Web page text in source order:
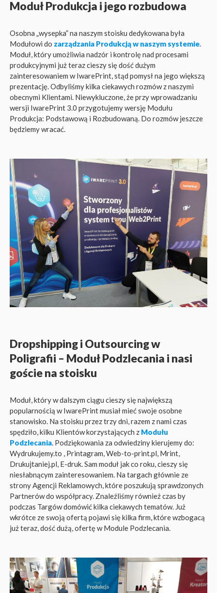
Moduł Produkcja i jego rozbudowa
Osobna „wysepka” na naszym stoisku dedykowana była
Modułowi do zarządzania Produkcją w naszym systemie.
Moduł, który umożliwia nadzór i kontrolę nad procesami
produkcyjnymi już teraz cieszy się dość dużym
zainteresowaniem w IwarePrint, stąd pomysł na jego większą
prezentację. Odbyliśmy kilka ciekawych rozmów z naszymi
obecnymi Klientami. Niewykluczone, że przy wprowadzaniu
wersji IwarePrint 3.0 przygotujemy wersję Modułu
Produkcja: Podstawową i Rozbudowaną. Do rozmów jeszcze
będziemy wracać.
Dropshipping i Outsourcing w
Poligrafii – Moduł Podzlecania i nasi
goście na stoisku
Moduł, który w dalszym ciągu cieszy się największą
popularnością w IwarePrint musiał mieć swoje osobne
stanowisko. Na stoisku przez trzy dni, razem z nami czas
spędziło, kilku Klientów korzystających z Modułu
Podzlecania. Podziękowania za odwiedziny kierujemy do:
Wydrukujemy.to , Printagram, Web-to-print.pl, Mrint,
Drukujtaniej.pl, E-druk. Sam moduł jak co roku, cieszy się
niesłabnącym zainteresowaniem. Na targach głównie ze
strony Agencji Reklamowych, które poszukują sprawdzonych
Partnerów do współpracy. Znaleźliśmy również czas by
podczas Targów domówić kilka ciekawych tematów. Już
wkrótce ze swoją ofertą pojawi się kilka firm, które wzbogacą
już teraz, dość dużą, ofertę w Module Podzlecania.